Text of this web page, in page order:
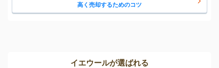
高く売却するためのコツ
イエウールが選ばれる